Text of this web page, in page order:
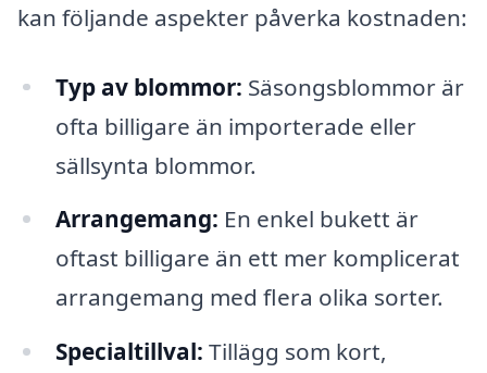
kan följande aspekter påverka kostnaden:
Typ av blommor: Säsongsblommor är
ofta billigare än importerade eller
sällsynta blommor.
Arrangemang: En enkel bukett är
oftast billigare än ett mer komplicerat
arrangemang med flera olika sorter.
Specialtillval: Tillägg som kort,